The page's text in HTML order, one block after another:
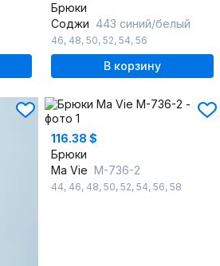
Брюки
Соджи 443 синий/белый
46, 48, 50, 52, 54, 56
В корзину
116.38 $
Брюки
Ma Vie М-736-2
44, 46, 48, 50, 52, 54, 56, 58